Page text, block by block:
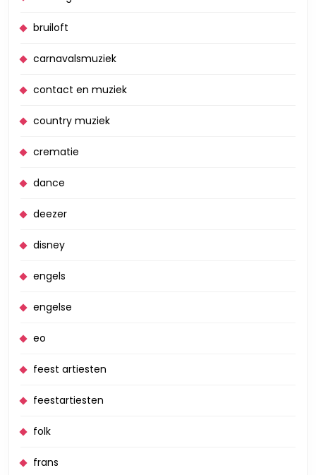
bruiloft
carnavalsmuziek
contact en muziek
country muziek
crematie
dance
deezer
disney
engels
engelse
eo
feest artiesten
feestartiesten
folk
frans